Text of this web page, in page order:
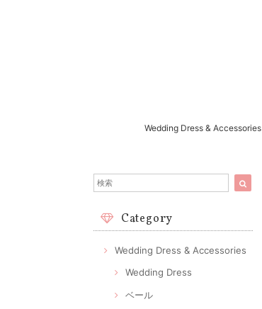
Wedding Dress & Accessories
Category
Wedding Dress & Accessories
Wedding Dress
ベール